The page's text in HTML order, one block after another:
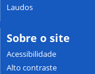
Laudos
Sobre o site
Acessibilidade
Alto contraste